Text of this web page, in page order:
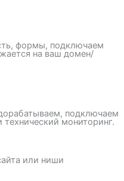
формы, подключаем
на ваш домен/
подключаем
мониторинг.
или ниши